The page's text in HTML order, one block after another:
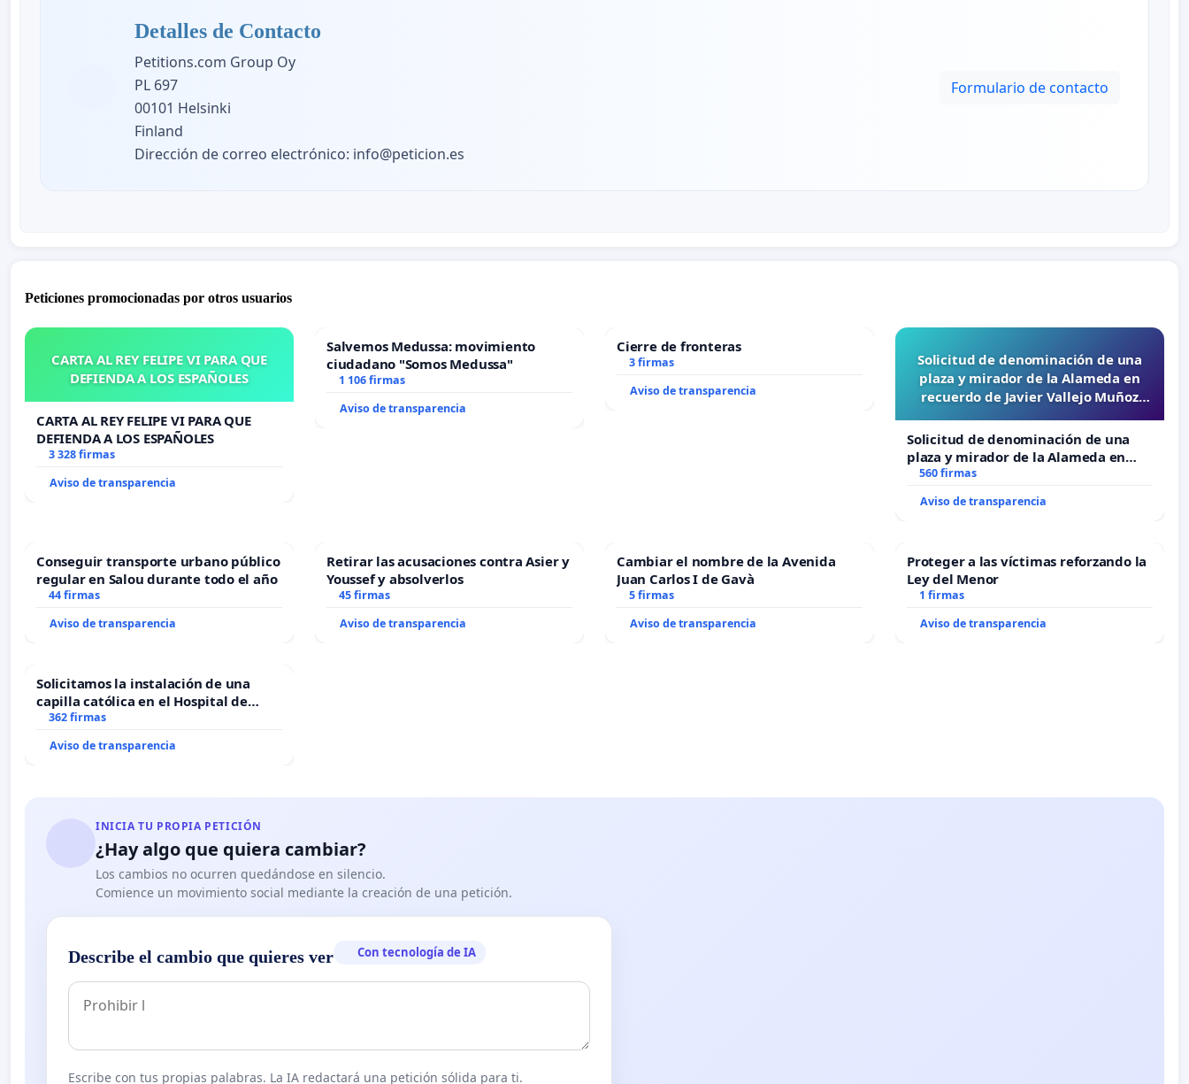
Detalles de Contacto
Petitions.com Group Oy
PL 697
00101 Helsinki
Finland
Dirección de correo electrónico: info@peticion.es
Formulario de contacto
Peticiones promocionadas por otros usuarios
CARTA AL REY FELIPE VI PARA QUE
DEFIENDA A LOS ESPAÑOLES
CARTA AL REY FELIPE VI PARA QUE
DEFIENDA A LOS ESPAÑOLES
3 328 firmas
Aviso de transparencia
Salvemos Medussa: movimiento
ciudadano "Somos Medussa"
1 106 firmas
Aviso de transparencia
Cierre de fronteras
3 firmas
Aviso de transparencia
Solicitud de denominación de una
plaza y mirador de la Alameda en
recuerdo de Javier Vallejo Muñoz
Solicitud de denominación de una
plaza y mirador de la Alameda en
recuerdo de Javier Vallejo Muñoz
560 firmas
Aviso de transparencia
Conseguir transporte urbano público
regular en Salou durante todo el año
44 firmas
Aviso de transparencia
Retirar las acusaciones contra Asier y
Youssef y absolverlos
45 firmas
Aviso de transparencia
Cambiar el nombre de la Avenida
Juan Carlos I de Gavà
5 firmas
Aviso de transparencia
Proteger a las víctimas reforzando la
Ley del Menor
1 firmas
Aviso de transparencia
Solicitamos la instalación de una
capilla católica en el Hospital de
Alcañiz
362 firmas
Aviso de transparencia
INICIA TU PROPIA PETICIÓN
¿Hay algo que quiera cambiar?
Los cambios no ocurren quedándose en silencio.
Comience un movimiento social mediante la creación de una petición.
Describe el cambio que quieres ver Con tecnología de IA
Escribe con tus propias palabras. La IA redactará una petición sólida para ti.